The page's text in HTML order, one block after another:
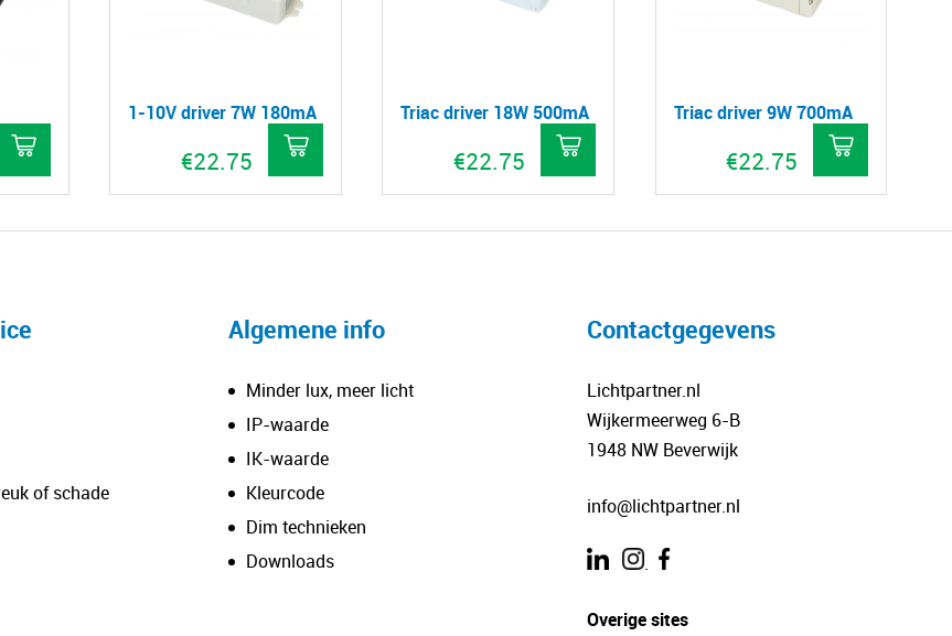
Dit
product
op
1-10V driver 7W 180mA
€22.75
Triac driver 18W 500mA
€22.75
Triac driver 9W 700mA
€22.75
of schade
Algemene info
Minder lux, meer licht
IP-waarde
IK-waarde
Kleurcode
Dim technieken
Downloads
Contactgegevens
Lichtpartner.nl
Wijkermeerweg 6-B
1948 NW Beverwijk
info@lichtpartner.nl
.
Overige sites